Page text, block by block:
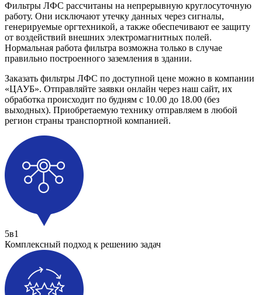
Фильтры ЛФС рассчитаны на непрерывную круглосуточную
работу. Они исключают утечку данных через сигналы,
генерируемые оргтехникой, а также обеспечивают ее защиту
от воздействий внешних электромагнитных полей.
Нормальная работа фильтра возможна только в случае
правильно построенного заземления в здании.
Заказать фильтры ЛФС по доступной цене можно в компании
«ЦАУБ». Отправляйте заявки онлайн через наш сайт, их
обработка происходит по будням с 10.00 до 18.00 (без
выходных). Приобретаемую технику отправляем в любой
регион страны транспортной компанией.
5в1
Комплексный подход к решению задач